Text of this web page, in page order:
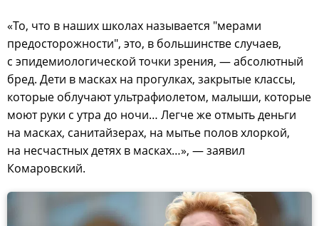
«То, что в наших школах называется "мерами
предосторожности", это, в большинстве случаев,
с эпидемиологической точки зрения, — абсолютный
бред. Дети в масках на прогулках, закрытые классы,
которые облучают ультрафиолетом, малыши, которые
моют руки с утра до ночи… Легче же отмыть деньги
на масках, санитайзерах, на мытье полов хлоркой,
на несчастных детях в масках…», — заявил
Комаровский.